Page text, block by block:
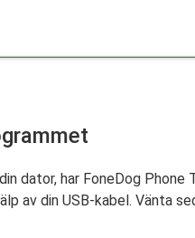
dator, har FoneDog Phone
av din USB-kabel. Vänta